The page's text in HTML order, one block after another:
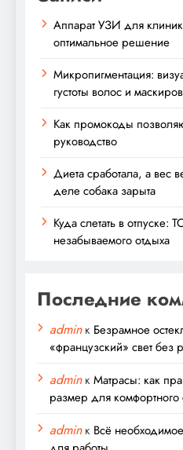
Аппарат УЗИ для
оптимальное решение
Микропигментация:
густоты волос и
Как промокоды
руководство
Диета сработала, а вес
деле собака зарыта
Куда слетать в
незабываемого отдыха
Последние
adminк Безрамное
«французский» свет без
adminкМатрасы: как
размер для комфортного
adminк Всё